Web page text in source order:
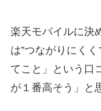
楽天モバイルに決
は”つながりにく
てこと」という口
が１番高そう」と